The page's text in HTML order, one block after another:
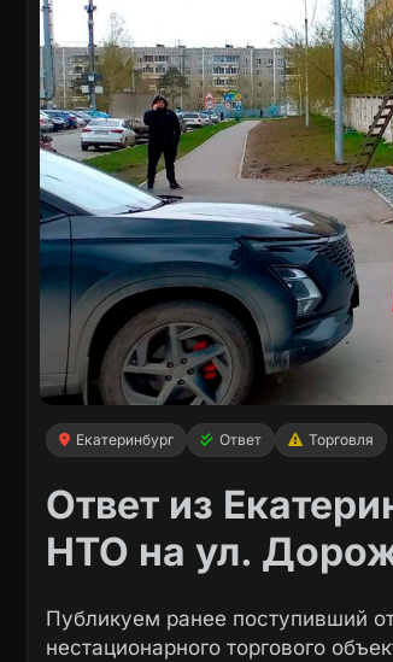
Екатеринбург Ответ Торговля
Ответ из
НТО на ул.
Публикуем ранее поступивший
нестационарного торгового